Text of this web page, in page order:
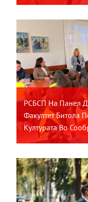
РСБСП На Панел
Факултет Битола
Културата Во